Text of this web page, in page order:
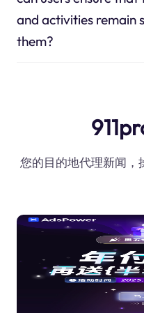
and activities remain
them?
您的目的地代理新闻，